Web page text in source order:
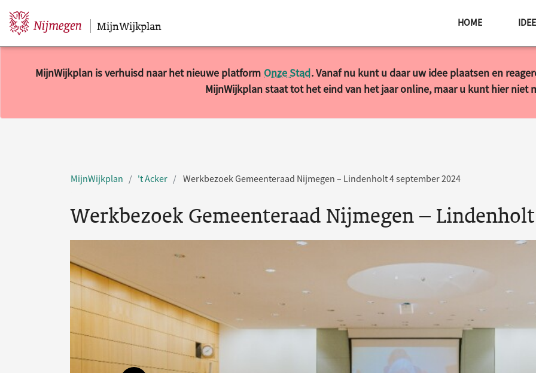
Sla navigatie over MijnWijkplan HOME
MijnWijkplan is verhuisd naar het nieuwe platform Onze Stad. Vanaf nu kunt u daar uw idee plaatsen en
MijnWijkplan staat tot het eind van het jaar online, maar u kunt hier niet
MijnWijkplan 't Acker Werkbezoek Gemeenteraad Nijmegen – Lindenholt 4 september 2024
Werkbezoek Gemeenteraad Nijmegen –